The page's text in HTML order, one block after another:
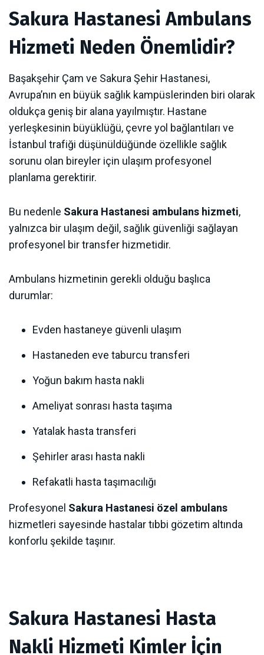
Sakura Hastanesi Ambulans
Hizmeti Neden Önemlidir?
Başakşehir Çam ve Sakura Şehir Hastanesi,
Avrupa’nın en büyük sağlık kampüslerinden biri olarak
oldukça geniş bir alana yayılmıştır. Hastane
yerleşkesinin büyüklüğü, çevre yol bağlantıları ve
İstanbul trafiği düşünüldüğünde özellikle sağlık
sorunu olan bireyler için ulaşım profesyonel
planlama gerektirir.
Bu nedenle Sakura Hastanesi ambulans hizmeti,
yalnızca bir ulaşım değil, sağlık güvenliği sağlayan
profesyonel bir transfer hizmetidir.
Ambulans hizmetinin gerekli olduğu başlıca
durumlar:
Evden hastaneye güvenli ulaşım
Hastaneden eve taburcu transferi
Yoğun bakım hasta nakli
Ameliyat sonrası hasta taşıma
Yatalak hasta transferi
Şehirler arası hasta nakli
Refakatli hasta taşımacılığı
Profesyonel Sakura Hastanesi özel ambulans
hizmetleri sayesinde hastalar tıbbi gözetim altında
konforlu şekilde taşınır.
Sakura Hastanesi Hasta
Nakli Hizmeti Kimler İçin